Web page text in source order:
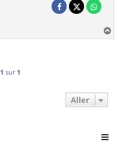
a
1 sur 1
Aller